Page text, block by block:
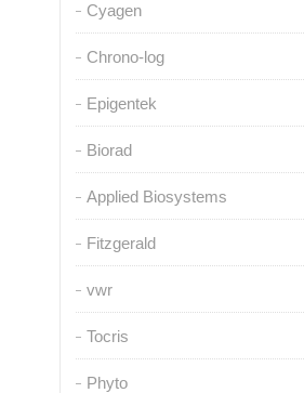
Cyagen
Chrono-log
Epigentek
Biorad
Applied Biosystems
Fitzgerald
vwr
Tocris
Phyto